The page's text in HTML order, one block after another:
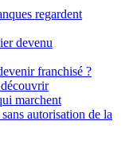
regardent
devenu
franchisé ?
marchent
autorisation de la